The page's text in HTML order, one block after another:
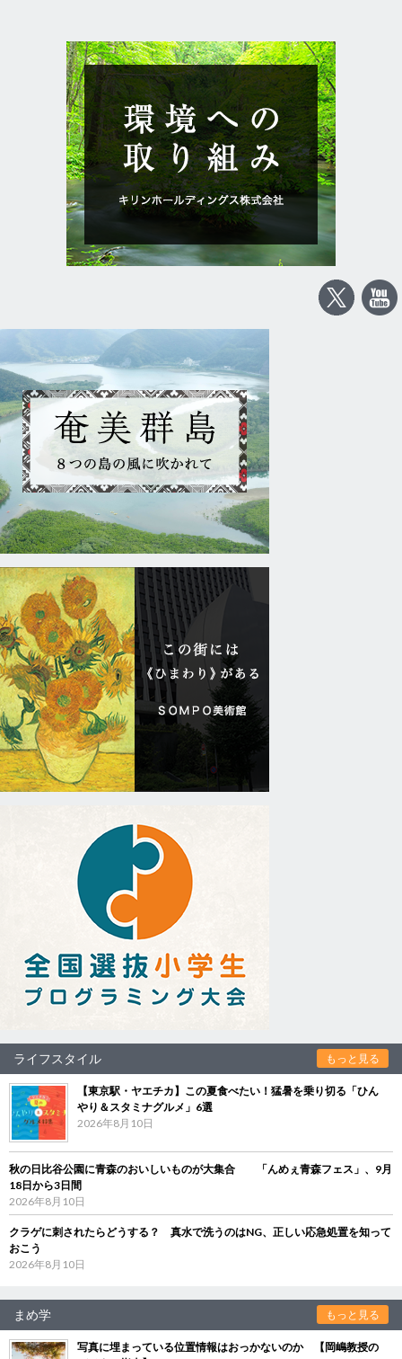
ライフスタイル もっと見る
【東京駅・ヤエチカ】この夏食べたい！猛暑を乗り切る「ひん
やり＆スタミナグルメ」6選
2026年8月10日
秋の日比谷公園に青森のおいしいものが大集合 「んめぇ青森フェス」、9月
18日から3日間
2026年8月10日
クラゲに刺されたらどうする？ 真水で洗うのはNG、正しい応急処置を知って
おこう
2026年8月10日
まめ学 もっと見る
写真に埋まっている位置情報はおっかないのか 【岡嶋教授の